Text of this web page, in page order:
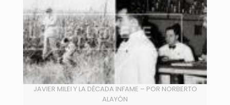
JAVIER MILEI Y LA DÉCADA INFAME – POR NORBERTO
ALAYÓN